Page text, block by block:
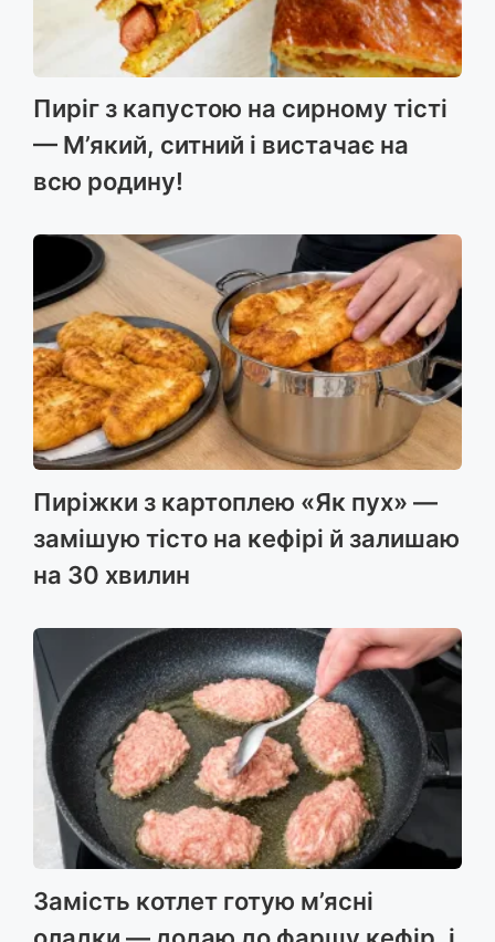
Пиріг з капустою на сирному тісті
— М’який, ситний і вистачає на
всю родину!
Пиріжки з картоплею «Як пух» —
замішую тісто на кефірі й залишаю
на 30 хвилин
Замість котлет готую м’ясні